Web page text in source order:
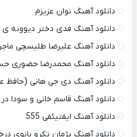
دانلود آهنگ نوان عزیزم
دانلود آهنگ فدی دختر دیوونه
دانلود آهنگ علیرضا طلیسچی
دانلود آهنگ محمدرضا حضورى
دانلود آهنگ دی جی هانی (حافظ
دانلود آهنگ قاسم خانی و
دانلود آهنگ ایفتیئفی 555
دانلود آهنگ پژمان تکرو بانوی